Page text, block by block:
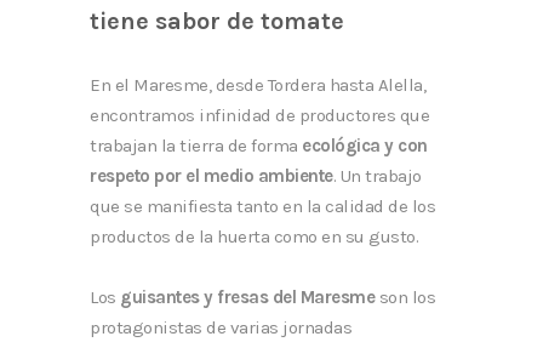
tiene sabor de tomate
En el Maresme, desde Tordera hasta Alella,
encontramos infinidad de productores que
trabajan la tierra de forma ecológica y con
respeto por el medio ambiente. Un trabajo
que se manifiesta tanto en la calidad de los
productos de la huerta como en su gusto.
Los guisantes y fresas del Maresmeson los
protagonistas de varias jornadas